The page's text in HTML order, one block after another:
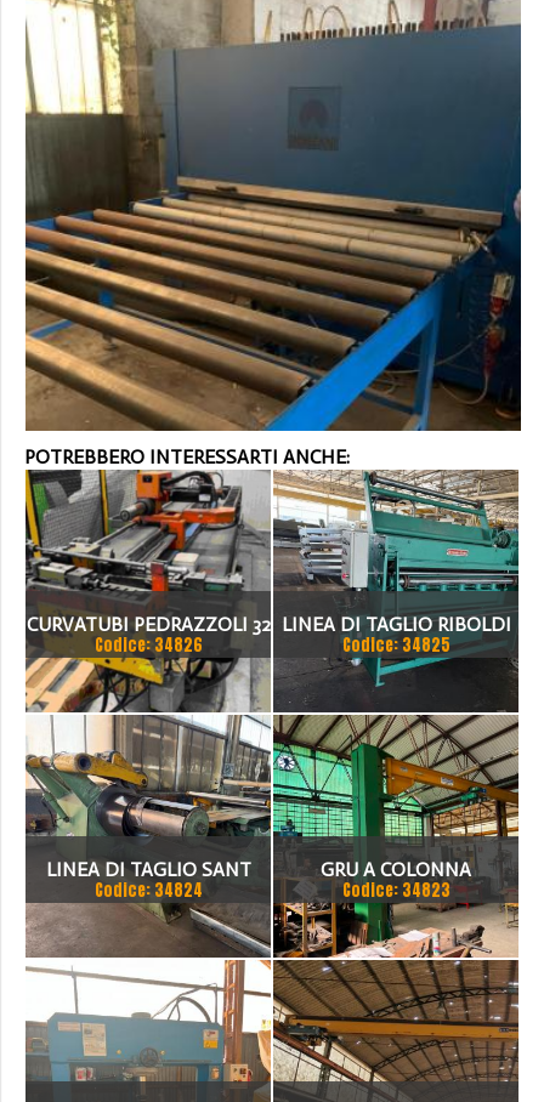
POTREBBERO INTERESSARTI ANCHE:
CURVATUBI PEDRAZZOLI 32
- 3 ASSI CNC
Codice: 34826
LINEA DI TAGLIO RIBOLDI
1500 X 2MM
Codice: 34825
LINEA DI TAGLIO SANT
1500 X 3 MM
Codice: 34824
GRU A COLONNA
PUPPINATO 1 TON
Codice: 34823